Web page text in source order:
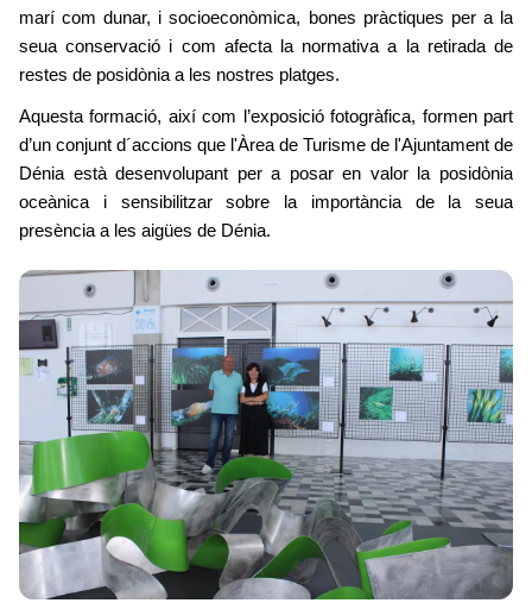
marí com dunar, i socioeconòmica, bones pràctiques per a la
seua conservació i com afecta la normativa a la retirada de
restes de posidònia a les nostres platges.
Aquesta formació, així com l’exposició fotogràfica, formen part
d’un conjunt d´accions que l'Àrea de Turisme de l'Ajuntament de
Dénia està desenvolupant per a posar en valor la posidònia
oceànica i sensibilitzar sobre la importància de la seua
presència a les aigües de Dénia.